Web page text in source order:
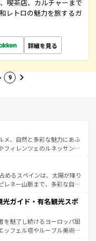
喫茶店、カルチャーまで
レトロの魅力を旅するガ
詳細を見る
9
メ、自然と多彩な魅力にあふ
フィレンツェのルネッサンス
風景やアマルフィ海岸の絶
い。観光の合間には、本場の
タリア料理を堪能することも
られない旅をしてみよう！
めるスペインは、太陽が降り
レネー山脈まで、多彩な自然
的なフラメンコ、熱気あふ
スが生活の一部となってい
れた雰囲気や、バルセロナの
方では古代ローマ遺跡や中世
ガイド・有名観光スポ
を魅了し続けるヨーロッパ屈
ッフェル塔やルーブル美術館